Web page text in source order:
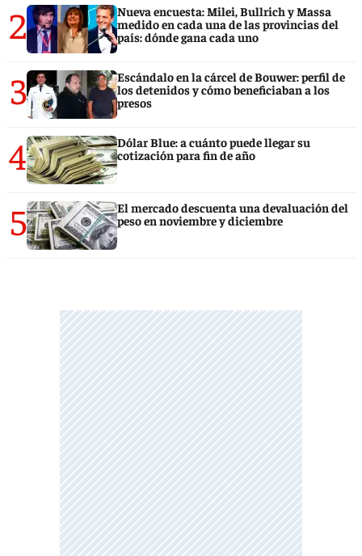
2
Nueva encuesta: Milei, Bullrich y Massa
medido en cada una de las provincias del
país: dónde gana cada uno
3
Escándalo en la cárcel de Bouwer: perfil de
los detenidos y cómo beneficiaban a los
presos
4
Dólar Blue: a cuánto puede llegar su
cotización para fin de año
5
El mercado descuenta una devaluación del
peso en noviembre y diciembre